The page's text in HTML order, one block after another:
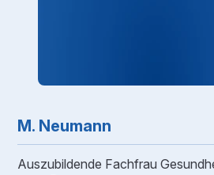
M. Neumann
Auszubildende Fachfrau